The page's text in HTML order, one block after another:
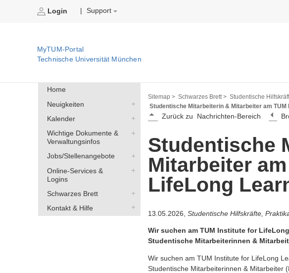
Login Support
MyTUM-Portal
Technische Universität München
Home
Neuigkeiten
Kalender
Wichtige Dokumente &
Verwaltungsinfos
Jobs/Stellenangebote
Online-Services &
Logins
Schwarzes Brett
Kontakt & Hilfe
Sitemap > Schwarzes Brett > Studentische
Studentische Mitarbeiterin & Mitarbeiter am
Zurück zu Nachrichten-Bereich
Studentische
Mitarbeiter
LifeLong
13.05.2026, Studentische Hilfskräfte,
Wir suchen am TUM Institute for
Studentische Mitarbeiterinnen &
Wir suchen am TUM Institute for LifeLong
Studentische Mitarbeiterinnen & Mitarbeiter